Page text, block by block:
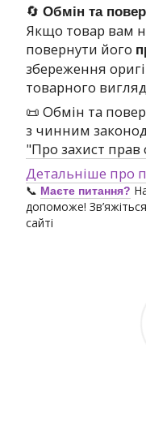
🔄 Обмін та
Якщо товар вам
повернути його
збереження
товарного
📜 Обмін та
з чинним
"Про захист
Детальніше про
📞 Маєте питання?
допоможе!
сайті